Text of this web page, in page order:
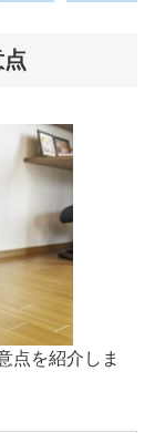
点を紹介しま